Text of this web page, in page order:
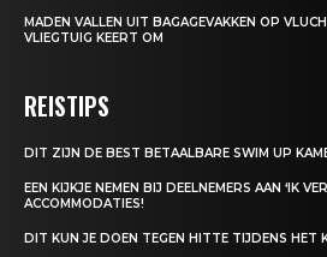
MADEN VALLEN UIT BAGAGEVAKKEN OP
VLIEGTUIG KEERT OM
REISTIPS
DIT ZIJN DE BEST BETAALBARE SWIM UP
EEN KIJKJE NEMEN BIJ DEELNEMERS AAN ‘IK
ACCOMMODATIES!
DIT KUN JE DOEN TEGEN HITTE TIJDENS HET